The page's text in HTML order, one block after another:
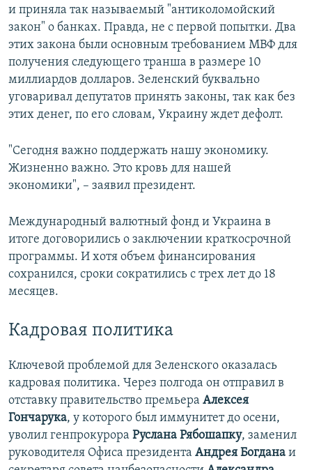
и приняла так называемый "антиколомойский
закон" о банках. Правда, не с первой попытки. Два
этих закона были основным требованием МВФ для
получения следующего транша в размере 10
миллиардов долларов. Зеленский буквально
уговаривал депутатов принять законы, так как без
этих денег, по его словам, Украину ждет дефолт.
"Сегодня важно поддержать нашу экономику.
Жизненно важно. Это кровь для нашей
экономики", – заявил президент.
Международный валютный фонд и Украина в
итоге договорились о заключении краткосрочной
программы. И хотя объем финансирования
сохранился, сроки сократились с трех лет до 18
месяцев.
Кадровая политика
Ключевой проблемой для Зеленского оказалась
кадровая политика. Через полгода он отправил в
отставку правительство премьера Алексея
Гончарука, у которого был иммунитет до осени,
уволил генпрокурора Руслана Рябошапку, заменил
руководителя Офиса президента Андрея Богдана и